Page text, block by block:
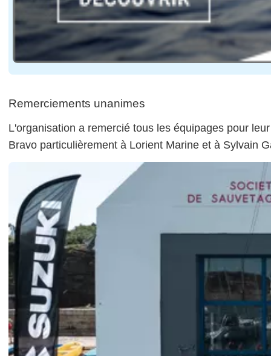
Remerciements unanimes
L'organisation a remercié tous les équipages pour
Bravo particulièrement à Lorient Marine et à Sylvain